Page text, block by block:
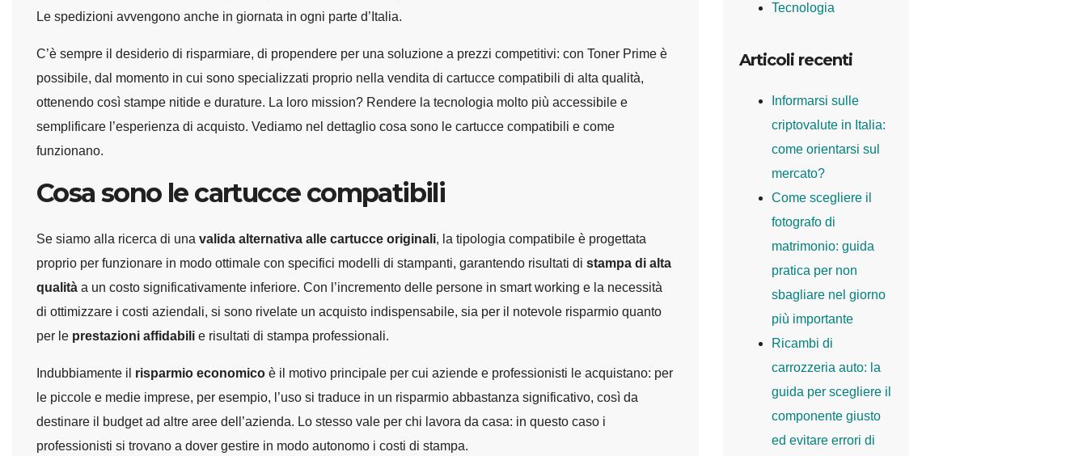
Le spedizioni avvengono anche in giornata in ogni parte d’Italia.
C’è sempre il desiderio di risparmiare, di propendere per una soluzione a prezzi competitivi: con Toner Prime è
possibile, dal momento in cui sono specializzati proprio nella vendita di cartucce compatibili di alta qualità,
ottenendo così stampe nitide e durature. La loro mission? Rendere la tecnologia molto più accessibile e
semplificare l’esperienza di acquisto. Vediamo nel dettaglio cosa sono le cartucce compatibili e come
funzionano.
Cosa sono le cartucce compatibili
Se siamo alla ricerca di una valida alternativa alle cartucce originali, la tipologia compatibile è progettata
proprio per funzionare in modo ottimale con specifici modelli di stampanti, garantendo risultati di stampa di alta
qualità a un costo significativamente inferiore. Con l’incremento delle persone in smart working e la necessità
di ottimizzare i costi aziendali, si sono rivelate un acquisto indispensabile, sia per il notevole risparmio quanto
per le prestazioni affidabili e risultati di stampa professionali.
Indubbiamente il risparmio economico è il motivo principale per cui aziende e professionisti le acquistano: per
le piccole e medie imprese, per esempio, l’uso si traduce in un risparmio abbastanza significativo, così da
destinare il budget ad altre aree dell’azienda. Lo stesso vale per chi lavora da casa: in questo caso i
professionisti si trovano a dover gestire in modo autonomo i costi di stampa.
Tecnologia
Articoli recenti
Informarsi sulle
criptovalute in Italia:
come orientarsi sul
mercato?
Come scegliere il
fotografo di
matrimonio: guida
pratica per non
sbagliare nel giorno
più importante
Ricambi di
carrozzeria auto: la
guida per scegliere il
componente giusto
ed evitare errori di